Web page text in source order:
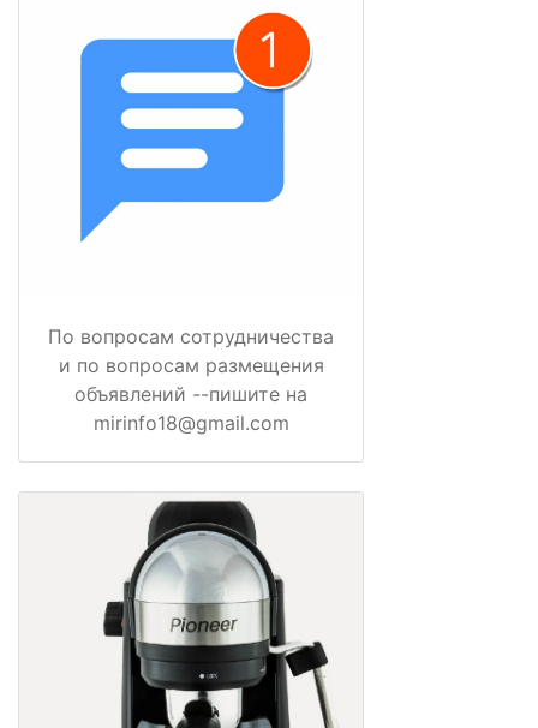
По вопросам сотрудничества
и по вопросам размещения
объявлений --пишите на
mirinfo18@gmail.com